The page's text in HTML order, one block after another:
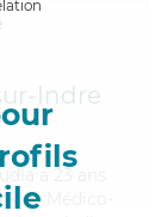
Indre
a 23 ans
Médico-